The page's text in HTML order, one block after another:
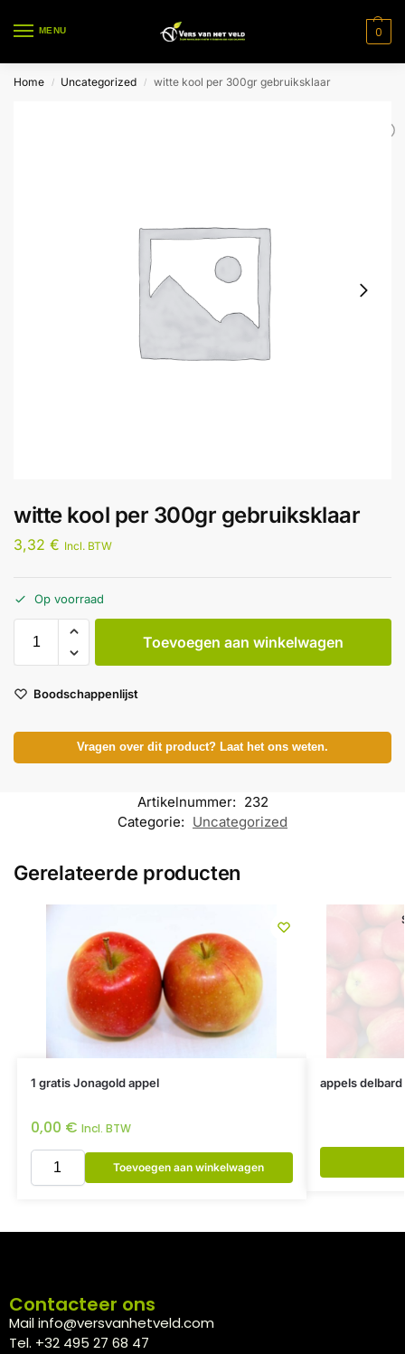
MENU 0
Home / Uncategorized / witte kool per 300gr gebruiksklaar
witte kool per 300gr gebruiksklaar
3,32 € Incl. BTW
Op voorraad
Toevoegen aan winkelwagen
Boodschappenlijst
Vragen over dit product? Laat het ons weten.
Artikelnummer: 232
Categorie: Uncategorized
Gerelateerde producten
1 gratis Jonagold appel
0,00 € Incl. BTW
Toevoegen aan winkelwagen
appels
Contacteer ons
Mail info@versvanhetveld.com
Tel. +32 495 27 68 47